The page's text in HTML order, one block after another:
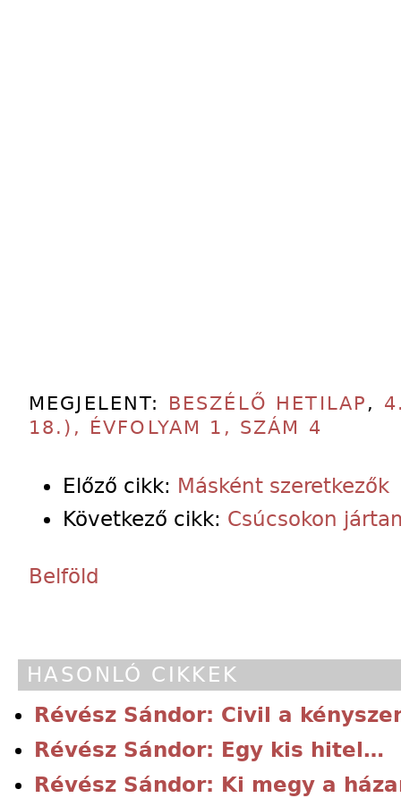
MEGJELENT: BESZÉLŐ HETILAP ,
18.), ÉVFOLYAM 1, SZÁM 4
Előző cikk: Másként szeretkezők
Következő cikk: Csúcsokon
Belföld
HASONLÓ CIKKEK
Révész Sándor: Civil a
Révész Sándor: Egy kis hitel…
Révész Sándor: Ki megy a